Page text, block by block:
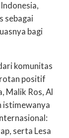
sebagai
bagi
komunitas
positif
Malik Ros, Al
istimewanya
serta Lesa